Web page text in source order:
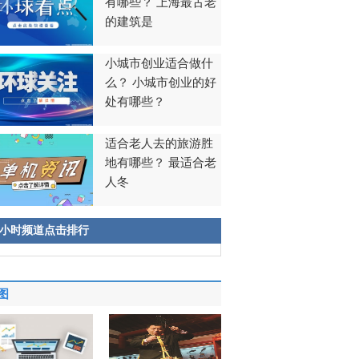
的建筑是
小城市创业适合做什
么？ 小城市创业的好
处有哪些？
适合老人去的旅游胜
地有哪些？ 最适合老
人冬
时频道点击排行